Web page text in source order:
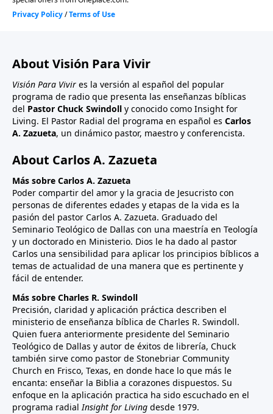
About Visión Para Vivir
Visión Para Vivir es la versión al español del popular
programa de radio que presenta las enseñanzas bíblicas
del Pastor Chuck Swindoll y conocido como Insight for
Living. El Pastor Radial del programa en español es Carlos
A. Zazueta, un dinámico pastor, maestro y conferencista.
About Carlos A. Zazueta
Más sobre Carlos A. Zazueta
Poder compartir del amor y la gracia de Jesucristo con
personas de diferentes edades y etapas de la vida es la
pasión del pastor Carlos A. Zazueta. Graduado del
Seminario Teológico de Dallas con una maestría en Teología
y un doctorado en Ministerio. Dios le ha dado al pastor
Carlos una sensibilidad para aplicar los principios bíblicos a
temas de actualidad de una manera que es pertinente y
fácil de entender.
Más sobre Charles R. Swindoll
Precisión, claridad y aplicación práctica describen el
ministerio de enseñanza bíblica de Charles R. Swindoll.
Quien fuera anteriormente presidente del Seminario
Teológico de Dallas y autor de éxitos de librería, Chuck
también sirve como pastor de Stonebriar Community
Church en Frisco, Texas, en donde hace lo que más le
encanta: enseñar la Biblia a corazones dispuestos. Su
enfoque en la aplicación practica ha sido escuchado en el
programa radialInsight for Living desde 1979.